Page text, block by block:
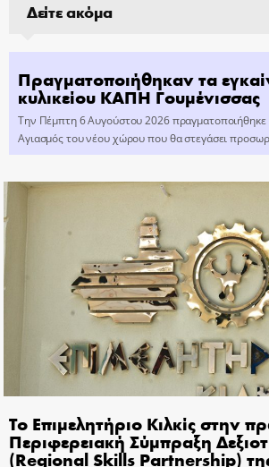
Δείτε ακόμα
Πραγματοποιήθηκαν τα
κυλικείου ΚΑΠΗ Γουμένισσας
Την Πέμπτη 6 Αυγούστου 2026 πραγματοποιήθηκε
Αγιασμός του νέου χώρου που θα στεγάσει
Το Επιμελητήριο Κιλκίς στην
Περιφερειακή Σύμπραξη
(Regional Skills Partnership)